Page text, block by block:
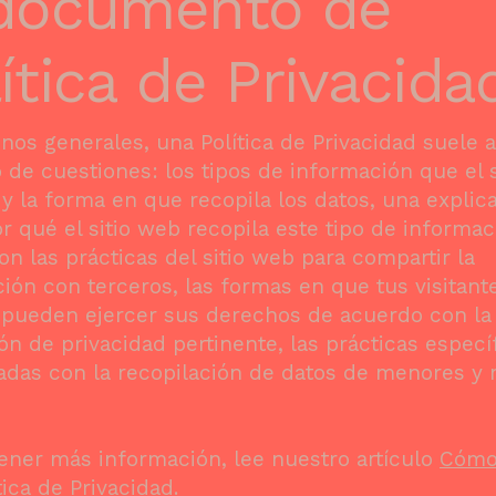
de
generales, una Política de Privacidad suele
de cuestiones: los tipos de información que el
la forma en que recopila los datos, una
qué el sitio web recopila este tipo de
las prácticas del sitio web para compartir la
con terceros, las formas en que tus
ejercer sus derechos de acuerdo con la
de privacidad pertinente, las prácticas
con la recopilación de datos de menores y
más información, lee nuestro artículo
de Privacidad.